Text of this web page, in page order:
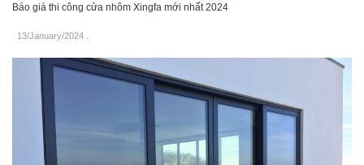
Báo giá thi công cửa nhôm Xingfa mới nhất 2024
13/January/2024